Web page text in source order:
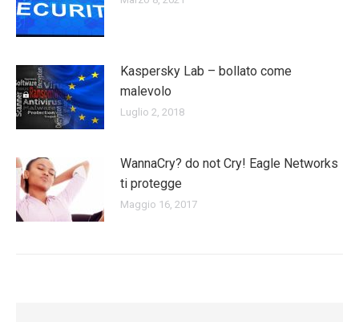
Kaspersky Lab – bollato come
malevolo
Luglio 2, 2018
WannaCry? do not Cry! Eagle Networks
ti protegge
Maggio 16, 2017